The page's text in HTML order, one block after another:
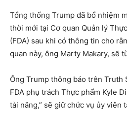
Tổng thống Trump đã bổ nhiệm
thời mới tại Cơ quan Quản lý
(FDA) sau khi có thông tin cho
quan này, ông Marty Makary, sẽ
Ông Trump thông báo trên Truth
FDA phụ trách Thực phẩm Kyle
tài năng,” sẽ giữ chức vụ ủy viên